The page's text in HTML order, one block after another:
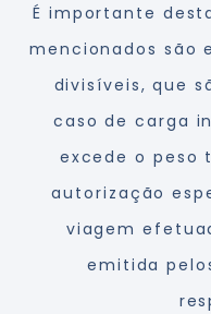
É importante
mencionados são
divisíveis, que
caso de carga
excede o peso
autorização
viagem
emitida